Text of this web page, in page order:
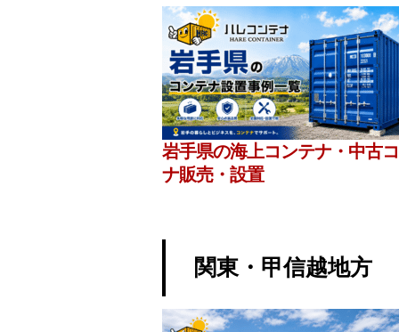
岩手県の海上コンテナ・中古
ナ販売・設置
関東・甲信越地方